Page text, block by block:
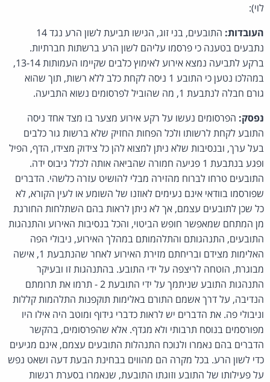
לוי):
העובדות:
התובעים, בני זוג, הגישו תביעת לשון הרע נגד 14
נתבעים בטענה כי פרסמו עליהם לשון הרע ברשתות חברתיות.
ברקע לתביעה נמצא אירוע לאימוץ כלבים שקיימו העמותות 13-14,
במהלכו נטען כי התובע 1 ניסה לקחת כלב ללא רשות, תוך שהוא
גורם חבלה לנתבעת 1, מה שהוביל לפרסומים נשוא התביעה.
נפסק: הפרסומים נעשו על רקע אירוע מצער בו מצד אחד ניסה
התובע לקחת לרשותו ולכל הפחות החזיק שלא ברשות גור כלבים
בעל ערך, ובנסיבות שלא ניתן למצוא להן כל צידוק מצידו, הדף, הפיל
ופגע בנתבעת 1 פגיעה חמורה שהביאה אותה לכלל גיבוס ידה.
התובעים טרחו לברוח מהזירה מבלי להושיט עזרה כלשהי. הדברים
שפורסמו בוודאי אינם נעימים לאוזנו של השומע או לעין הקורא, לא
כל שכן לתובעים עצמם, אך לא ניתן לראות בהם השתלחות החורגת
מן המתחם שמאפשר חופש הביטוי, והכל בנסיבות האירוע והתנהגות
התובעים, התנהגותם והתלהמותם במהלך האירוע, ניבולי הפה
האלימות מצידם ובריחתם מזירת האירוע לאחר שהנתבעת 1, אישה
מבוגרת, הוטחה לריצפה על ידי התובע. בהתנהגות זו ובעיקר
התנהגות התובע שניתמך על ידי התובעת 2 - תרמו את תרומתם
הנדיבה, על דרך אשמם התורם באלימות תוקפנות התלהמות קללות
וניבולי פה. את הדברים יש לראות כדברי גידוף ומוטב היה אילו היו
מפורסמים בנוסח תרבותי ולא מגדף. אלא שהפרסומים, בהקשר
הדברים בהם נאמרו ולנוכח התנהלות התובעים עצמם, אינם מגיעים
כדי לשון הרע. בכל מקרה הם מהווים בבחינת הבעת דעה ושאט נפש
על פעילותו של התובע וזוגתו התובעת, שנאמרו בסערת רגשות